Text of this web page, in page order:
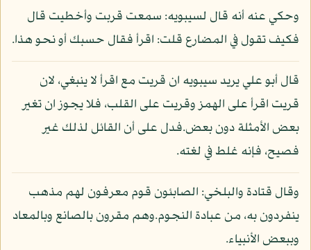
وحكي عنه أنه قال لسيبويه: سمعت قربت وأخطيت قال
فكيف تقول في المضارع قلت: اقرأ فقال حسبك أو نحو هذا.
قال أبو علي يريد سيبويه ان قريت مع اقرأ لا ينبغي، لان
قريت اقرأ على الهمز وقريت على القلب، فلا يجوز ان تغير
بعض الأمثلة دون بعض.فدل على أن القائل لذلك غير
فصيح، فإنه غلط في لغته.
وقال قتادة والبلخي: الصابئون قوم معرفون لهم مذهب
ينفردون به، من عبادة النجوم.وهم مقرون بالصانع وبالمعاد
وببعض الأنبياء.